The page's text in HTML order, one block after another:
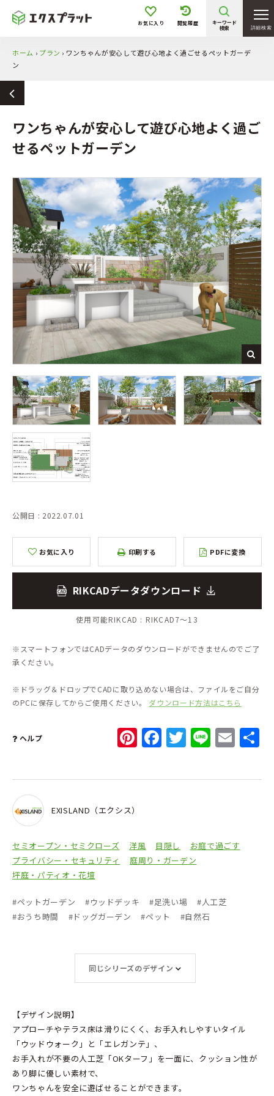
詳細検索
お気に入り 閲覧履歴
キーワード
検索
ホーム › プラン › ワンちゃんが安心して遊び心地よく過ごせるペットガーデ
ン
ワンちゃんが安心して遊び心地よく過ご
せるペットガーデン
公開日 : 2022.07.01
お気に入り 印刷する PDFに変換
RIKCADデータダウンロード
使用可能RIKCAD : RIKCAD7～13
※スマートフォンではCADデータのダウンロードができませんのでご了
承ください。
※ドラッグ＆ドロップでCADに取り込めない場合は、ファイルをご自分
のPCに保存してからご使用ください。 ダウンロード方法はこちら
ヘルプ Pinterest
Facebook
Twitter
Line
EXISLAND（エクシス）
セミオープン・セミクローズ 洋風 目隠し
お庭で過ごす
プライバシー・セキュリティ
庭周り・ガーデン
坪庭・パティオ・花壇
#ペットガーデン #ウッドデッキ #足洗い場 #人工芝
#おうち時間 #ドッグガーデン #ペット #自然石
同じシリーズのデザイン
【デザイン説明】
アプローチやテラス床は滑りにくく、お手入れしやすいタイル
「ウッドウォーク」と「エレガンテ」、
お手入れが不要の人工芝「OKターフ」を一面に、クッション性が
あり脚に優しい素材で、
ワンちゃんを安全に遊ばせることができます。